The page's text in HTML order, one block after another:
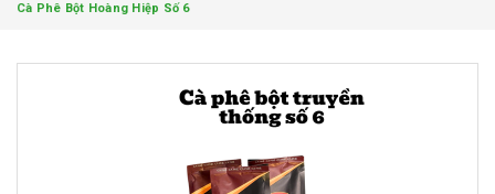
Cà Phê Bột Hoàng Hiệp Số 6